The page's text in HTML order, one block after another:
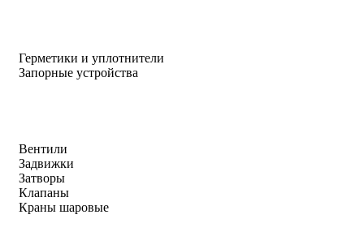
Герметики и уплотнители
Запорные устройства
Вентили
Задвижки
Затворы
Клапаны
Краны шаровые